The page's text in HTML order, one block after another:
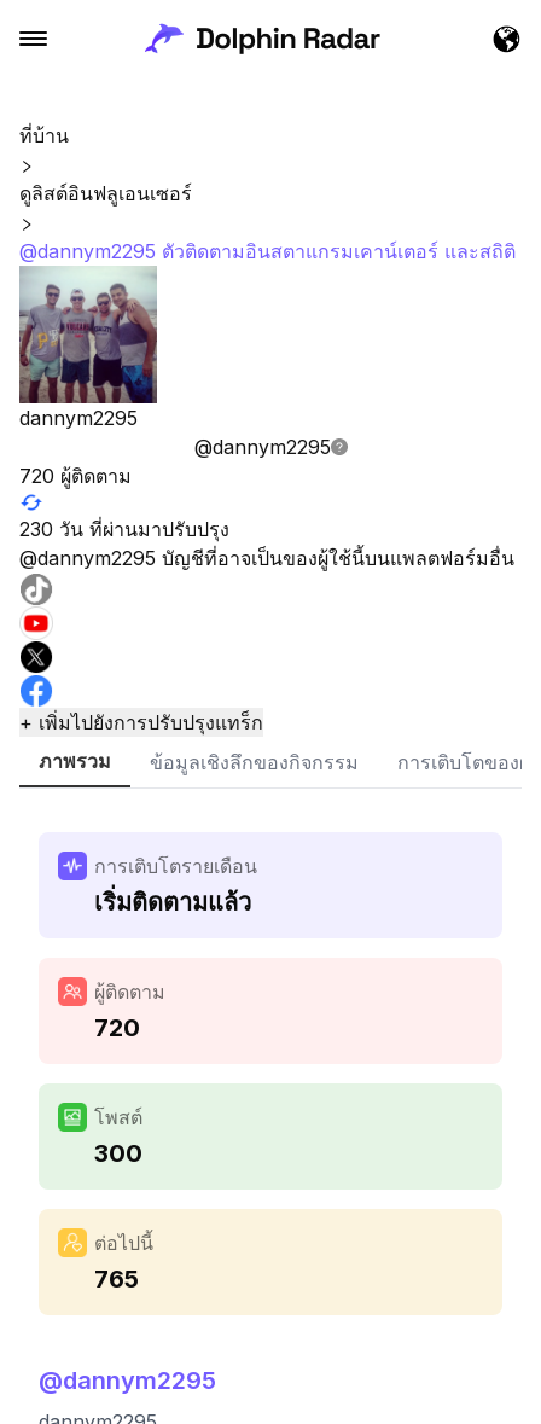
ที่บ้าน
ดูลิสต์อินฟลูเอนเซอร์
@dannym2295 ตัวติดตามอินสตาแกรมเคาน์เตอร์ และสถิติ
dannym2295
@dannym2295
720 ผู้ติดตาม
230 วัน ที่ผ่านมาปรับปรุง
@dannym2295 บัญชีที่อาจเป็นของผู้ใช้นี้บนแพลตฟอร์มอื่น
+ เพิ่มไปยังการปรับปรุงแทร็ก
ภาพรวม
ข้อมูลเชิงลึกของกิจกรรม การเติบโตของผู้
การเติบโตรายเดือน
เริ่มติดตามแล้ว
ผู้ติดตาม
720
โพสต์
300
ต่อไปนี้
765
@dannym2295